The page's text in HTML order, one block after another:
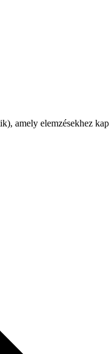
amely elemzésekhez